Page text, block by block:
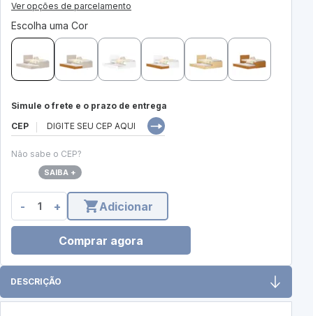
Ver opções de parcelamento
Escolha uma Cor
Simule o frete e o prazo de entrega
CEP
Não sabe o CEP?
SAIBA +
- + Adicionar
Comprar agora
DESCRIÇÃO